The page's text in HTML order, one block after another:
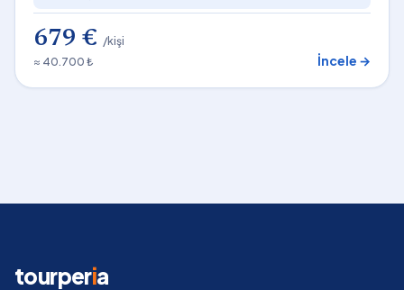
679 € /kişi
≈ 40.700 ₺
İncele →
tourperia